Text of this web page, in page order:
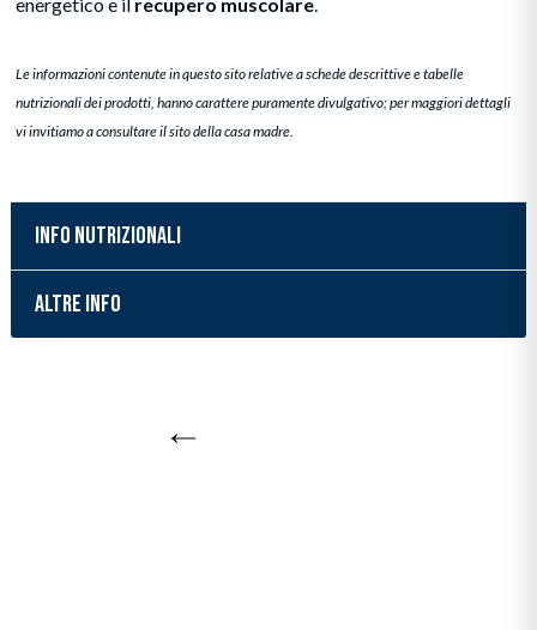
Le informazioni contenute in questo sito relative a schede descrittive e tabelle
nutrizionali dei prodotti, hanno carattere puramente divulgativo; per maggiori dettagli
vi invitiamo a consultare il sito della casa madre.
INFO NUTRIZIONALI
ALTRE INFO